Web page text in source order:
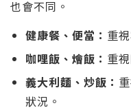
也會不同。
健康餐、便當： 重
咖哩飯、燴飯： 重
義大利麵、炒飯：
狀況。